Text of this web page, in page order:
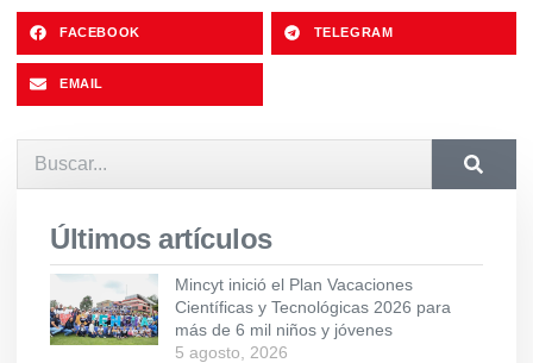
FACEBOOK TELEGRAM
EMAIL
Últimos artículos
Mincyt inició el Plan Vacaciones
Científicas y Tecnológicas 2026 para
más de 6 mil niños y jóvenes
5 agosto, 2026